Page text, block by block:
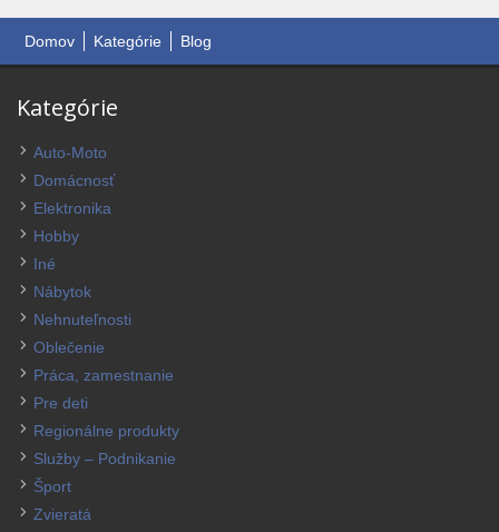
Domov Kategórie Blog
Kategórie
Auto-Moto
Domácnosť
Elektronika
Hobby
Iné
Nábytok
Nehnuteľnosti
Oblečenie
Práca, zamestnanie
Pre deti
Regionálne produkty
Služby – Podnikanie
Šport
Zvieratá